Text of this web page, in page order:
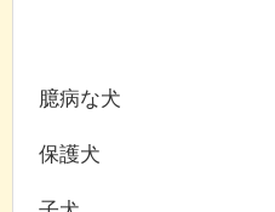
臆病な犬
保護犬